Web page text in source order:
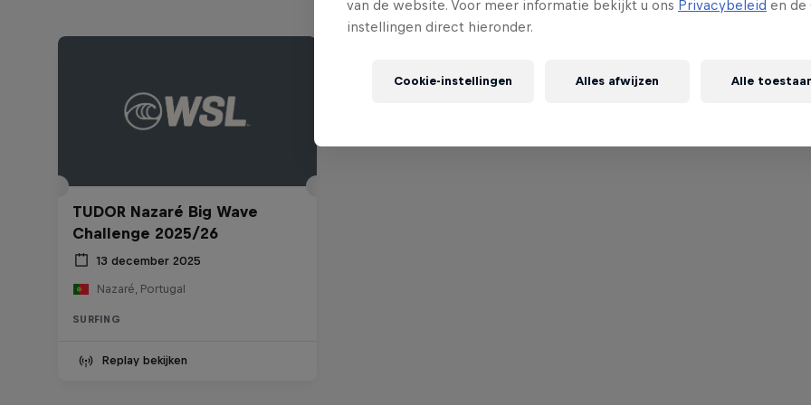
TUDOR Nazaré Big Wave
Challenge 2025/26
13 december 2025
Nazaré, Portugal
SURFING
Replay bekijken
van de website. Voor meer informatie bekijkt u ons Privacybeleid en de
instellingen direct hieronder.
Cookie-instellingen Alles afwijzen Alle